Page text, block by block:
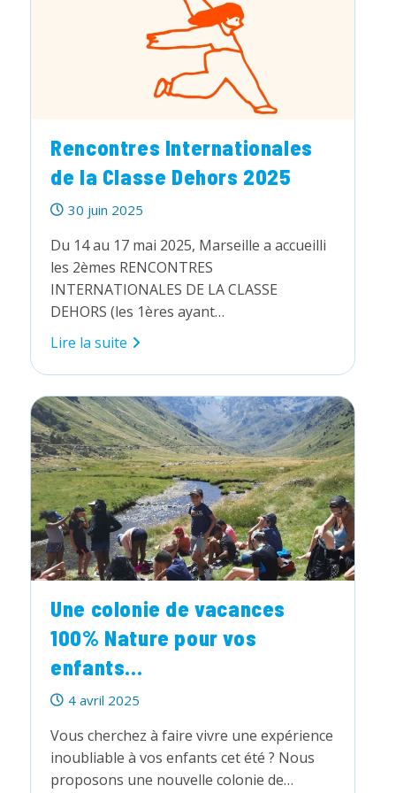
Rencontres Internationales
de la Classe Dehors 2025
Publication
30 juin 2025
Du 14 au 17 mai 2025, Marseille a accueilli
les 2èmes RENCONTRES
INTERNATIONALES DE LA CLASSE
DEHORS (les 1ères ayant…
Lire la suite Rencontres
Classe
Dehors
2025
Une colonie de vacances
100% Nature pour vos
enfants...
Publication
4 avril 2025
Vous cherchez à faire vivre une expérience
inoubliable à vos enfants cet été ? Nous
proposons une nouvelle colonie de…